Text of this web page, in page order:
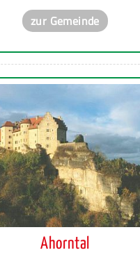
zur Gemeinde
Ahorntal